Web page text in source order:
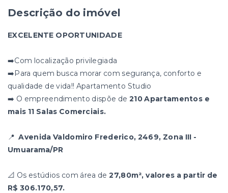
Descrição do imóvel
EXCELENTE OPORTUNIDADE
➡️Com localização privilegiada
➡️Para quem busca morar com segurança, conforto e
qualidade de vida!! Apartamento Studio
➡️ O empreendimento dispõe de 210 Apartamentos e
mais 11 Salas Comerciais.
📍 Avenida Valdomiro Frederico, 2469, Zona III -
Umuarama/PR
📐 Os estúdios com área de27,80m², valores a partir de
R$ 306.170,57.